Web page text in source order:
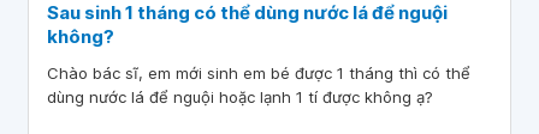
Sau sinh 1 tháng có thể dùng nước lá để nguội
không?
Chào bác sĩ, em mới sinh em bé được 1 tháng thì có thể
dùng nước lá để nguội hoặc lạnh 1 tí được không ạ?